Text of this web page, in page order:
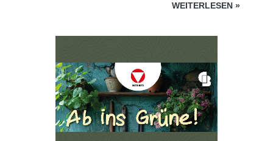
WEITERLESEN »